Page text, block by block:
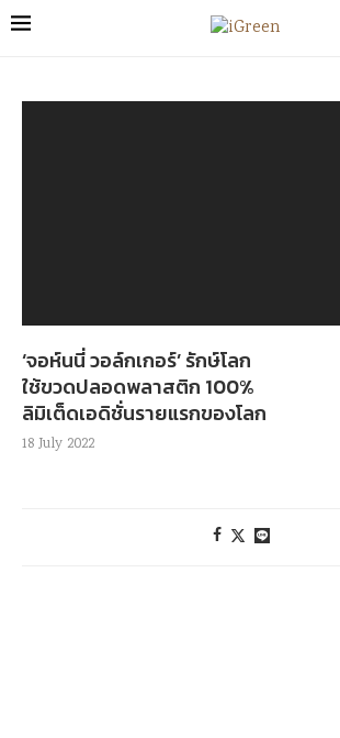
‘จอห์นนี่ วอล์กเกอร์’ รักษ์โลก
ใช้ขวดปลอดพลาสติก 100%
ลิมิเต็ดเอดิชั่นรายแรกของโลก
18 July 2022